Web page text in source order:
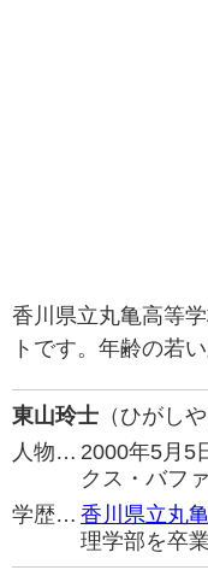
香川県立丸亀高等
トです。年齢の若
東山玲士 （ひがし
人物… 2000年5月5
クス・バフ
学歴… 香川県立丸
理学部を卒業